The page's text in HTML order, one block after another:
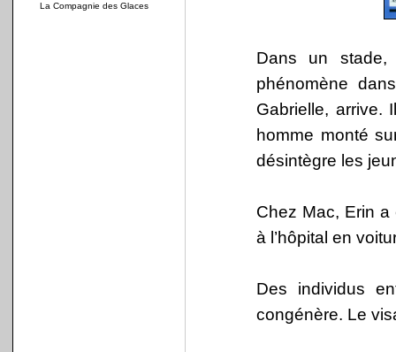
La Compagnie des Glaces
Dans un
phénomène
Gabrielle, arrive.
homme monté
désintègre les
Chez Mac, Erin a
à l’hôpital en
Des individus
congénère. Le